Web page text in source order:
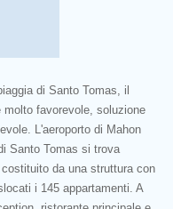
di Santo Tomas, il
molto favorevole, soluzione
L'aeroporto di Mahon
Santo Tomas si trova
da una struttura con
i 145 appartamenti. A